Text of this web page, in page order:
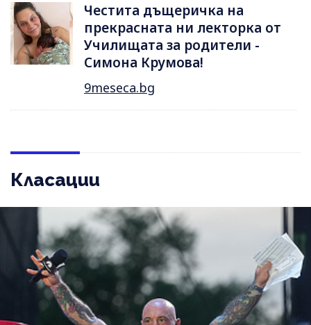
Честита дъщеричка на
прекрасната ни лекторка от
Училищата за родители -
Симона Крумова!
9meseca.bg
Класации